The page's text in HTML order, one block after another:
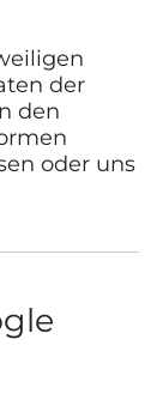
der
den
oder uns